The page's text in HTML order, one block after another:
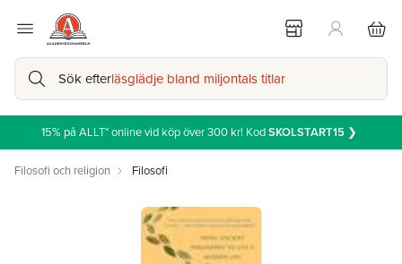
Sök efterläsglädje bland miljontals titlar
15% på ALLT* online vid köp över 300 kr! KodSKOLSTART15 ❯
Filosofi och religion Filosofi